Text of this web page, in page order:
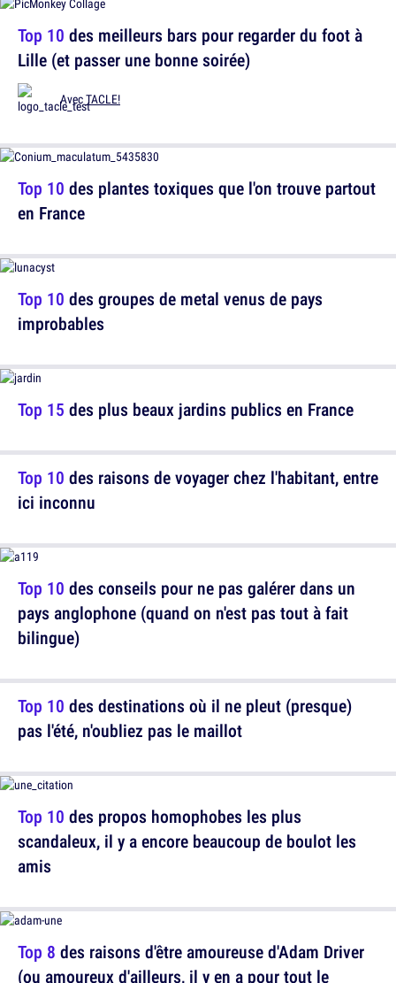
Top 10 des meilleurs bars pour regarder du foot à
Lille (et passer une bonne soirée)
AvecTACLE!
Top 10 des groupes de metal venus de pays
improbables
Top 10 des raisons de voyager chez l'habitant, entre
ici inconnu
Top 10 des destinations où il ne pleut (presque)
pas l'été, n'oubliez pas le maillot
Top 8 des raisons d'être amoureuse d'Adam Driver
(ou amoureux d'ailleurs, il y en a pour tout le
Top 10 des plantes toxiques que l'on trouve partout
en France
Top 15 des plus beaux jardins publics en France
Top 10 des conseils pour ne pas galérer dans un
pays anglophone (quand on n'est pas tout à fait
bilingue)
Top 10 des propos homophobes les plus
scandaleux, il y a encore beaucoup de boulot les
amis